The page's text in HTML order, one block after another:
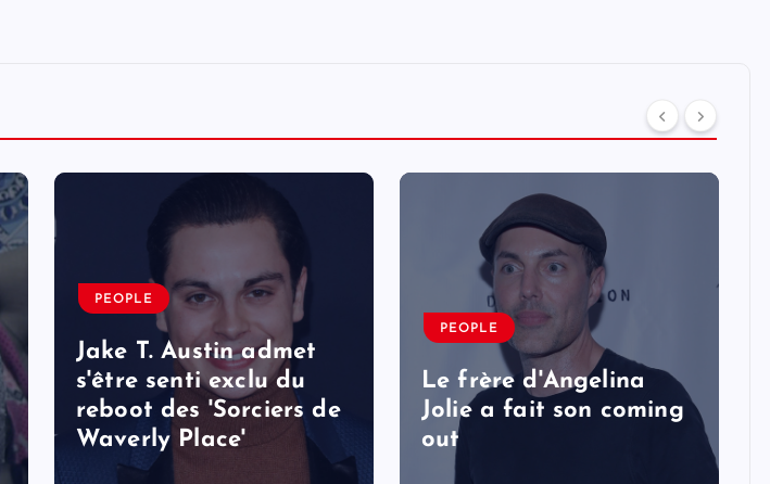
PEOPLE
Jake T. Austin admet
s'être senti exclu du
reboot des 'Sorciers de
Waverly Place'
PEOPLE
Le frère d'Angelina
Jolie a fait son coming
out